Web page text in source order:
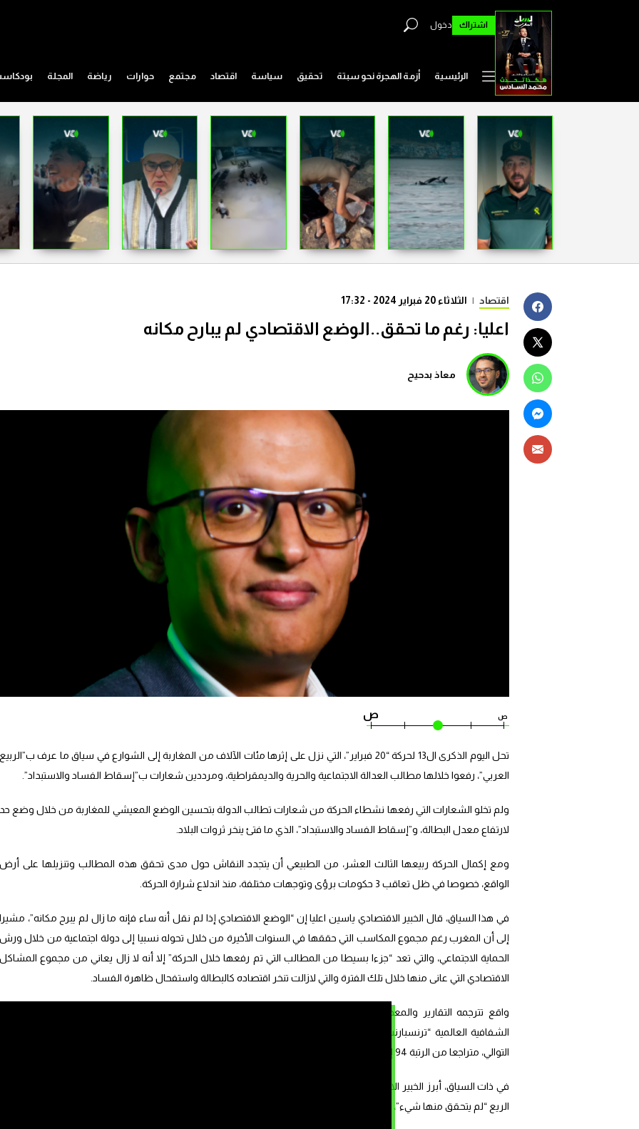
اشتراك دخول
الرئيسية أزمة الهجرة نحو سبتة تحقيق سياسة اقتصاد مجتمع حوارات رياضة المجلة
اقتصاد | الثلاثاء 20 فبراير 2024 - 17:32
اعليا: رغم ما تحقق..الوضع الاقتصادي لم يبارح مكانه
معاذ بدحيح
ص ص
تحل اليوم الذكرى ال13 لحركة “20 فبراير”، التي نزل على إثرها مئات الآلاف من المغاربة إلى الشوارع في سياق ما عرف ب”الربيع
العربي”، رفعوا خلالها مطالب العدالة الاجتماعية والحرية والديمقراطية، ومرددين شعارات ب”إسقاط الفساد والاستبداد”.
ولم تخلو الشعارات التي رفعها نشطاء الحركة من شعارات تطالب الدولة بتحسين الوضع المعيشي للمغاربة من خلال وضع حد
لارتفاع معدل البطالة، و”إسقاط الفساد والاستبداد”، الذي ما فتئ ينخر ثروات البلاد.
ومع إكمال الحركة ربيعها الثالث العشر، من الطبيعي أن يتجدد النقاش حول مدى تحقق هذه المطالب وتنزيلها على أرض
الواقع، خصوصا في ظل تعاقب 3 حكومات برؤى وتوجهات مختلفة، منذ اندلاع شرارة الحركة.
في هذا السياق، قال الخبير الاقتصادي ياسين اعليا إن “الوضع الاقتصادي إذا لم نقل أنه ساء فإنه ما زال لم يبرح مكانه”، مشيرا
إلى أن المغرب رغم مجموع المكاسب التي حققها في السنوات الأخيرة من خلال تحوله نسبيا إلى دولة اجتماعية من خلال ورش
الحماية الاجتماعي، والتي تعد “جزءا بسيطا من المطالب التي تم رفعها خلال الحركة” إلا أنه لا زال يعاني من مجموع المشاكل
الاقتصادي التي عانى منها خلال تلك الفترة والتي لازالت تنخر اقتصاده كالبطالة واستفحال ظاهرة الفساد.
واقع تترجمه التقارير والمعطيات الأخيرة الصادرة عن مؤسسات دولية ووطنية، فبحسب التقرير السنوي الأخير لمنظمة
التوالي، متراجعا من الرتبة 94 إلى الرتبة 97 عالميا، بواقع تراجع ب24 مركز في 6 سنوات الأخيرة (منذ 2018).
في ذات السياق، أبرز الخبير الاقتصادي أن المطالب الأساسية التي تقوم على محاربة الفساد، والعدالة في توزيع الثروة ومحاربة
الريع “لم يتحقق منها شيء”، وتابع أنه في المقابل “وقع تغول الفساد والريع”.